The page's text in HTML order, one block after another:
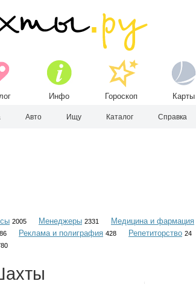
Инфо Гороскоп Карты
Авто Ищу Каталог Справка
2005 Менеджеры 2331 Медицина и фармация
Реклама и полиграфия 428 Репетиторство 24